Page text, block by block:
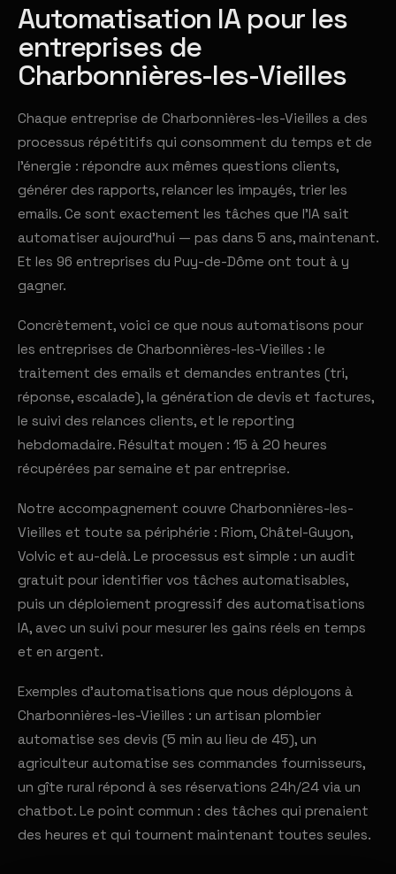
Automatisation IA pour les
entreprises de
Charbonnières-les-Vieilles
Chaque entreprise de Charbonnières-les-Vieilles a des
processus répétitifs qui consomment du temps et de
l'énergie : répondre aux mêmes questions clients,
générer des rapports, relancer les impayés, trier les
emails. Ce sont exactement les tâches que l'IA sait
automatiser aujourd'hui — pas dans 5 ans, maintenant.
Et les 96 entreprises du Puy-de-Dôme ont tout à y
gagner.
Concrètement, voici ce que nous automatisons pour
les entreprises de Charbonnières-les-Vieilles : le
traitement des emails et demandes entrantes (tri,
réponse, escalade), la génération de devis et factures,
le suivi des relances clients, et le reporting
hebdomadaire. Résultat moyen : 15 à 20 heures
récupérées par semaine et par entreprise.
Notre accompagnement couvre Charbonnières-les-
Vieilles et toute sa périphérie : Riom, Châtel-Guyon,
Volvic et au-delà. Le processus est simple : un audit
gratuit pour identifier vos tâches automatisables,
puis un déploiement progressif des automatisations
IA, avec un suivi pour mesurer les gains réels en temps
et en argent.
Exemples d'automatisations que nous déployons à
Charbonnières-les-Vieilles : un artisan plombier
automatise ses devis (5 min au lieu de 45), un
agriculteur automatise ses commandes fournisseurs,
un gîte rural répond à ses réservations 24h/24 via un
chatbot. Le point commun : des tâches qui prenaient
des heures et qui tournent maintenant toutes seules.